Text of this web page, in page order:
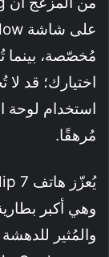
اختيارك؛ قد لا
استخدام لوحة
مُرهقًا.
والمُثير